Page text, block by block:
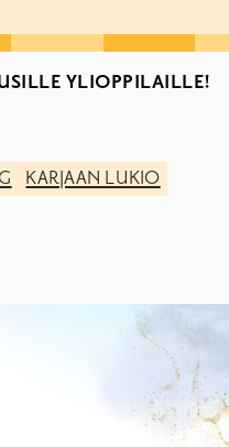
YLIOPPILAILLE!
KARJAAN LUKIO